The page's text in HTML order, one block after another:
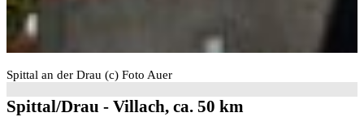
Spittal an der Drau (c) Foto Auer
Spittal/Drau - Villach, ca. 50 km